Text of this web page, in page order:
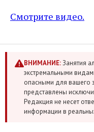
Смотрите видео.
ВНИМАНИЕ:Занятия
экстремальными
опасными для вашего
представлены
Редакция не несет
информации в